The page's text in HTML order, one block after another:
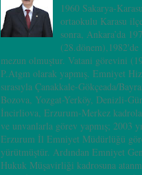
1960 Sakarya-
ortaokulu Karasu
sonra, Ankara’da
mezun olmuştur. Vatani görevini
P.Atgm olarak yapmış. Emniyet
sırasıyla Çanakkale-Gökçeada/
Bozova, Yozgat-Yerköy, Denizli-
İncirliova, Erzurum-Merkez
ve unvanlarla görev yapmış; 2003
Erzurum İl Emniyet Müdürlüğü
yürütmüştür. Ardından Emniyet
Hukuk Müşavirliği kadrosuna